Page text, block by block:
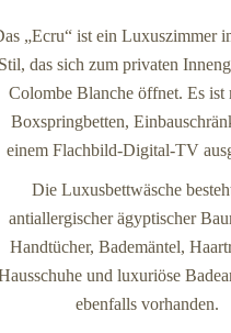
„Ecru“ ist ein Luxuszimmer
Stil, das sich zum privaten
Colombe Blanche öffnet. Es
Boxspringbetten,
einem Flachbild-Digital-TV
Die Luxusbettwäsche
antiallergischer ägyptischer
Handtücher, Bademäntel,
und luxuriöse
ebenfalls vorhanden.